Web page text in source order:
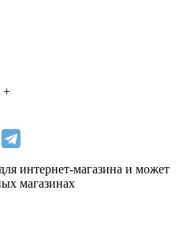
+
интернет-магазина и может
магазинах